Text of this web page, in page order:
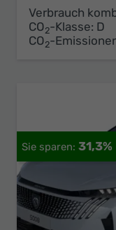
Verbrauch
CO2-Klasse: D
CO2-
31,3%